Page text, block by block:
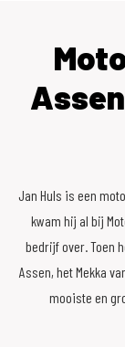
Jan Huls is een
kwam hij al bij
bedrijf over. Toen
Assen, het Mekka
mooiste en